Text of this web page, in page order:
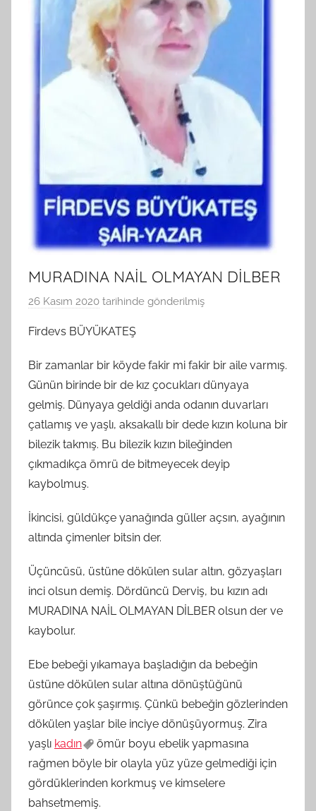
MURADINA NAİL OLMAYAN DİLBER
26 Kasım 2020 tarihinde gönderilmiş
a
r
a
f
d
Firdevs BÜYÜKATEŞ
Bir zamanlar bir köyde fakir mi fakir bir aile varmış.
Günün birinde bir de kız çocukları dünyaya
gelmiş. Dünyaya geldiği anda odanın duvarları
çatlamış ve yaşlı, aksakallı bir dede kızın koluna bir
bilezik takmış. Bu bilezik kızın bileğinden
çıkmadıkça ömrü de bitmeyecek deyip
kaybolmuş.
İkincisi, güldükçe yanağında güller açsın, ayağının
altında çimenler bitsin der.
Üçüncüsü, üstüne dökülen sular altın, gözyaşları
inci olsun demiş. Dördüncü Derviş, bu kızın adı
MURADINA NAİL OLMAYAN DİLBER olsun der ve
kaybolur.
Ebe bebeği yıkamaya başladığın da bebeğin
üstüne dökülen sular altına dönüştüğünü
görünce çok şaşırmış. Çünkü bebeğin gözlerinden
dökülen yaşlar bile inciye dönüşüyormuş. Zira
yaşlı kadın
ömür boyu ebelik yapmasına
rağmen böyle bir olayla yüz yüze gelmediği için
gördüklerinden korkmuş ve kimselere
bahsetmemiş.